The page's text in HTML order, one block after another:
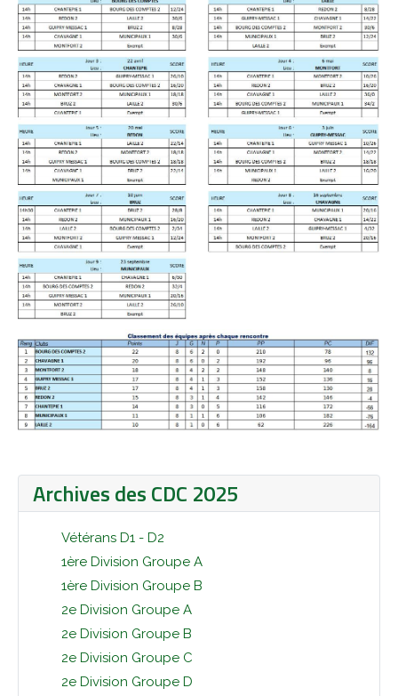
Archives des CDC 2025
Vétérans D1 - D2
1ère Division Groupe A
1ère Division Groupe B
2e Division Groupe A
2e Division Groupe B
2e Division Groupe C
2e Division Groupe D